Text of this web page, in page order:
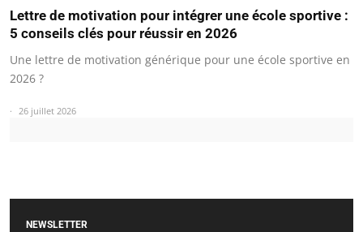
Lettre de motivation pour intégrer une école sportive :
5 conseils clés pour réussir en 2026
Une lettre de motivation générique pour une école sportive en
2026 ?
26 juillet 2026
NEWSLETTER